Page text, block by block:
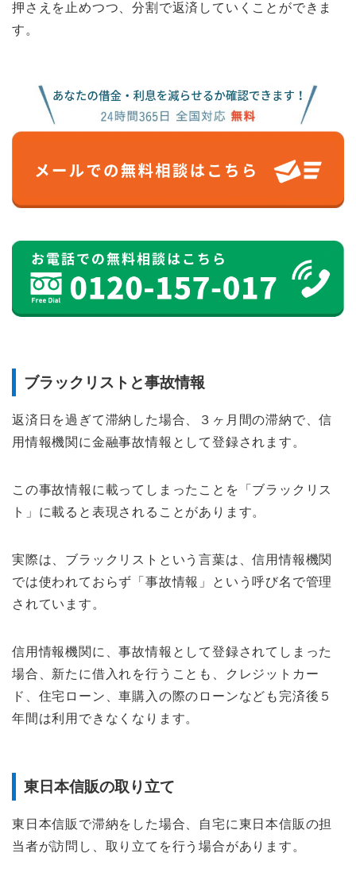
押さえを止めつつ、分割で返済していくことができま
す。
ブラックリストと事故情報
返済日を過ぎて滞納した場合、３ヶ月間の滞納で、信
用情報機関に金融事故情報として登録されます。
この事故情報に載ってしまったことを「ブラックリス
ト」に載ると表現されることがあります。
実際は、ブラックリストという言葉は、信用情報機関
では使われておらず「事故情報」という呼び名で管理
されています。
信用情報機関に、事故情報として登録されてしまった
場合、新たに借入れを行うことも、クレジットカー
ド、住宅ローン、車購入の際のローンなども完済後５
年間は利用できなくなります。
東日本信販の取り立て
東日本信販で滞納をした場合、自宅に東日本信販の担
当者が訪問し、取り立てを行う場合があります。